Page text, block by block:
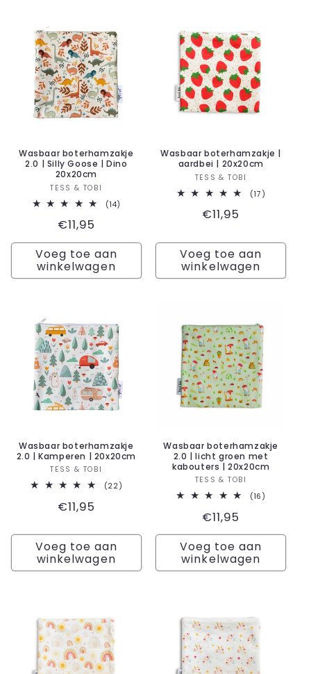
Wasbaar boterhamzakje
2.0 | Silly Goose | Dino
20x20cm
Verkoper:
TESS & TOBI
(14)
Normale
prijs
€11,95
Voeg toe aan
winkelwagen
Wasbaar boterhamzakje |
aardbei | 20x20cm
Verkoper:
TESS & TOBI
(17)
Normale
€11,95
Voeg toe aan
winkelwagen
Wasbaar boterhamzakje
2.0 | Kamperen | 20x20cm
Verkoper:
TESS & TOBI
(22)
Normale
€11,95
Voeg toe aan
winkelwagen
Wasbaar boterhamzakje
2.0 | licht groen met
kabouters | 20x20cm
Verkoper:
TESS & TOBI
(16)
Normale
prijs
€11,95
Voeg toe aan
winkelwagen